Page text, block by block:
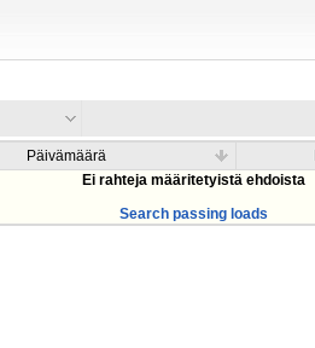
Päivämäärä
Ei rahteja määritetyistä ehdoista
Search passing loads